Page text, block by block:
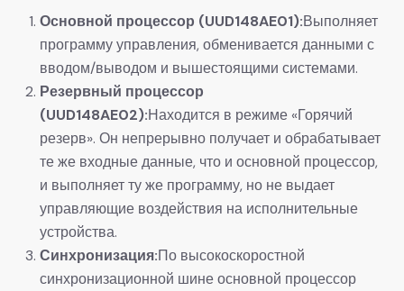
Основной процессор (UUD148AE01):Выполняет
программу управления, обменивается данными с
вводом/выводом и вышестоящими системами.
Резервный процессор
(UUD148AE02):Находится в режиме «Горячий
резерв». Он непрерывно получает и обрабатывает
те же входные данные, что и основной процессор,
и выполняет ту же программу, но не выдает
управляющие воздействия на исполнительные
устройства.
Синхронизация:По высокоскоростной
синхронизационной шине основной процессор